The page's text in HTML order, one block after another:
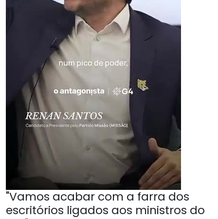
"Vamos acabar com a farra dos
escritórios ligados aos ministros do